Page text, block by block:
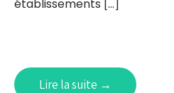
établissements […]
Lire la suite →